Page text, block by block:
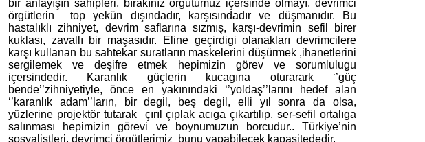
bir anlayışın sahipleri, bırakınız örgütümüz içersinde olmayı, devrimci
örgütlerin
top yekün dışındadır, karşısındadır ve düşmanıdır. Bu
hastalıklı zihniyet, devrim saflarına sızmış, karşı-devrimin sefil birer
kuklası, zavallı bir maşasıdır. Eline geçirdigi olanakları devrimcilere
karşı kullanan bu sahtekar suratların maskelerini düşürmek ,ihanetlerini
sergilemek ve deşifre etmek hepimizin görev ve sorumlulugu
içersindedir. Karanlık güçlerin kucagına oturarark ‘’güç
bende’’zihniyetiyle, önce en yakınındaki ‘’yoldaş’’larını hedef alan
‘’karanlık adam’’ların, bir degil, beş degil, elli yıl sonra da olsa,
yüzlerine projektör tutarak
çırıl çıplak acıga çıkartılıp, ser-sefil ortalıga
salınması hepimizin görevi ve boynumuzun borcudur.. Türkiye’nin
sosyalistleri, devrimci örgütlerimiz
bunu yapabilecek kapasitededir.